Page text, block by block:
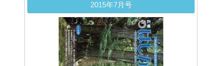
2015年7月号